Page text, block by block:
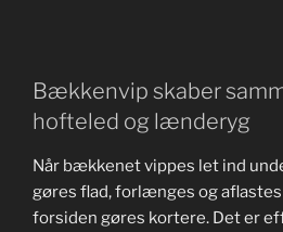
Bækkenvip skaber
hofteled og lænderyg
Når bækkenet vippes let ind
gøres flad, forlænges og
forsiden gøres kortere. Det er